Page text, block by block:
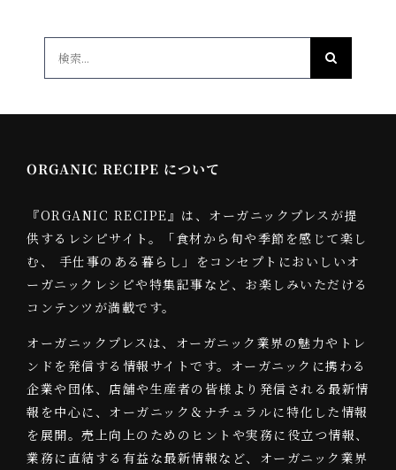
ORGANIC RECIPE について
『ORGANIC RECIPE』は、オーガニックプレスが提
供するレシピサイト。「食材から旬や季節を感じて楽し
む、 手仕事のある暮らし」をコンセプトにおいしいオ
ーガニックレシピや特集記事など、お楽しみいただける
コンテンツが満載です。
オーガニックプレスは、オーガニック業界の魅力やトレ
ンドを発信する情報サイトです。オーガニックに携わる
企業や団体、店舗や生産者の皆様より発信される最新情
報を中心に、オーガニック＆ナチュラルに特化した情報
を展開。売上向上のためのヒントや実務に役立つ情報、
業務に直結する有益な最新情報など、オーガニック業界